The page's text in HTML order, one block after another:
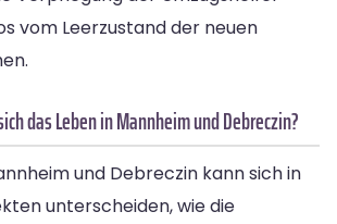
vom Leerzustand der neuen
das Leben in Mannheim und Debreczin?
und Debreczin kann sich in
unterscheiden, wie die